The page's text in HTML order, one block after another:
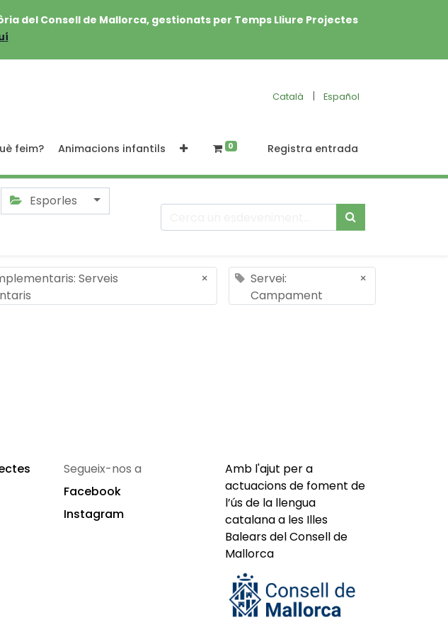
del Consell de Mallorca, gestionats per Temps Lliure Projectes
Català | Español
feim? Animacions infantils 0 Registra entrada
Esporles
Serveis
×
Servei:
Campament
×
Segueix-nos a
Facebook
Instagram
Amb l'ajut per a
actuacions de foment de
l’ús de la llengua
catalana a les Illes
Balears del Consell de
Mallorca